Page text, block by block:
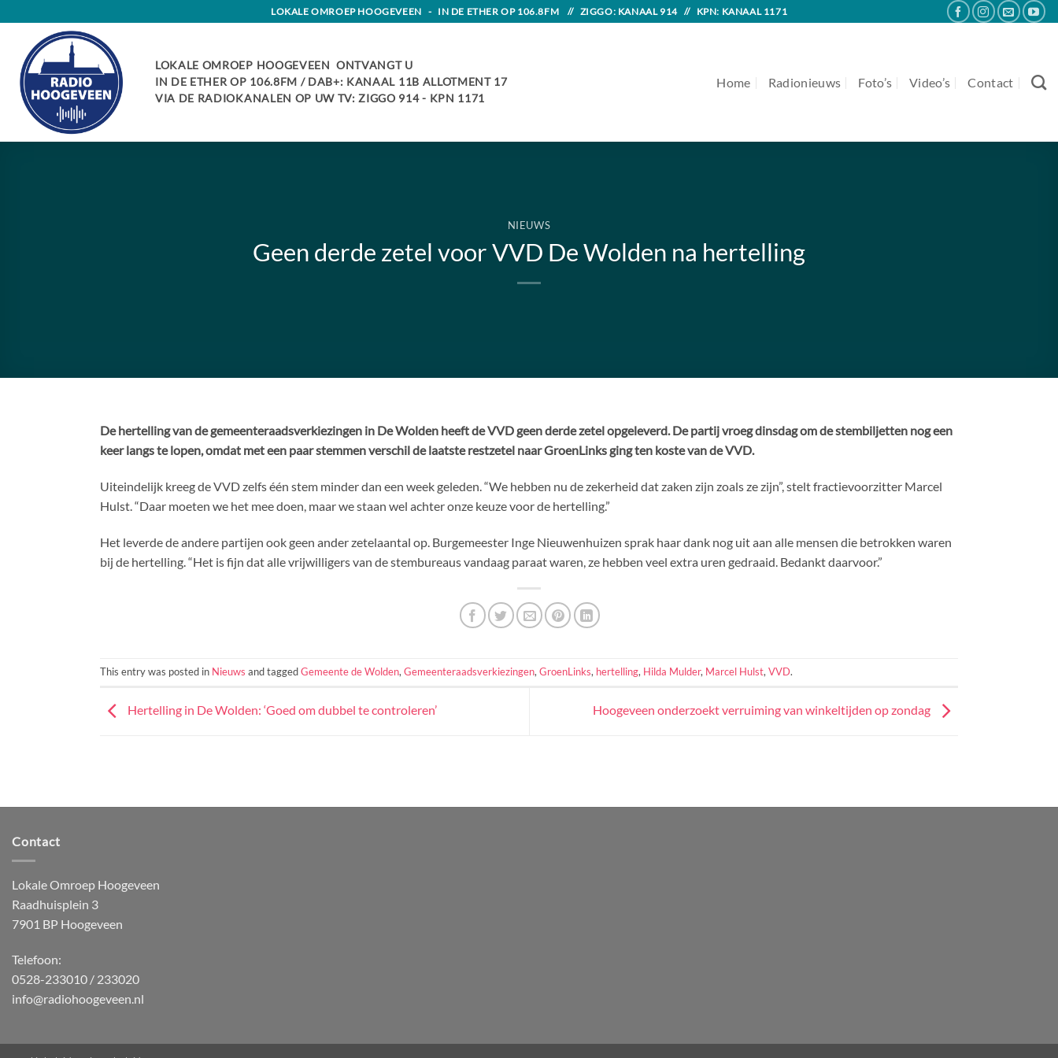
content
LOKALE OMROEP HOOGEVEEN - IN DE ETHER OP 106.8FM // ZIGGO: KANAAL 914 // KPN: KANAAL 1171
LOKALE OMROEP HOOGEVEEN ONTVANGT U
IN DE ETHER OP 106.8FM / DAB+: KANAAL 11B ALLOTMENT 17
VIA DE RADIOKANALEN OP UW TV: ZIGGO 914 - KPN 1171
Home Radionieuws Foto’s Video’s Contact
NIEUWS
Geen derde zetel voor VVD De Wolden na hertelling
De hertelling van de gemeenteraadsverkiezingen in De Wolden heeft de VVD geen derde zetel opgeleverd. De partij vroeg dinsdag om de stembiljetten nog een
keer langs te lopen, omdat met een paar stemmen verschil de laatste restzetel naar GroenLinks ging ten koste van de VVD.
Uiteindelijk kreeg de VVD zelfs één stem minder dan een week geleden. “We hebben nu de zekerheid dat zaken zijn zoals ze zijn”, stelt fractievoorzitter Marcel
Hulst. “Daar moeten we het mee doen, maar we staan wel achter onze keuze voor de hertelling.”
Het leverde de andere partijen ook geen ander zetelaantal op. Burgemeester Inge Nieuwenhuizen sprak haar dank nog uit aan alle mensen die betrokken waren
bij de hertelling. “Het is fijn dat alle vrijwilligers van de stembureaus vandaag paraat waren, ze hebben veel extra uren gedraaid. Bedankt daarvoor.”
This entry was posted in Nieuws and taggedGemeente de Wolden, Gemeenteraadsverkiezingen, GroenLinks, hertelling, Hilda Mulder, Marcel Hulst, VVD.
Hertelling in De Wolden: ‘Goed om dubbel te controleren’ Hoogeveen onderzoekt verruiming van winkeltijden op zondag
Contact
Lokale Omroep Hoogeveen
Raadhuisplein 3
7901 BP Hoogeveen
Telefoon:
0528-233010 / 233020
info@radiohoogeveen.nl